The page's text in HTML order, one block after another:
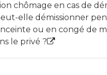
chômage en cas de
elle démissionner
ou en congé de
le privé ?